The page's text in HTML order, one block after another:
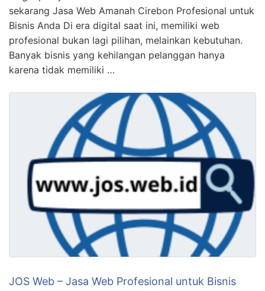
sekarang Jasa Web Amanah Cirebon Profesional untuk
Bisnis Anda Di era digital saat ini, memiliki web
profesional bukan lagi pilihan, melainkan kebutuhan.
Banyak bisnis yang kehilangan pelanggan hanya
karena tidak memiliki …
JOS Web – Jasa Web Profesional untuk Bisnis